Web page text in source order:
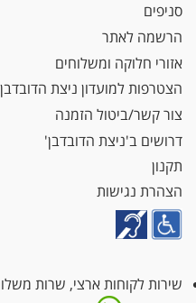
סניפים
הרשמה לאתר
אזורי חלוקה ומשלוחים
הצטרפות למועדון ניצת הדובדבן
צור קשר/ביטול הזמנה
דרושים ב'ניצת הדובדבן'
תקנון
הצהרת נגישות
שירות לקוחות ארצי, שרות